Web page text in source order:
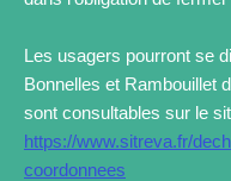
Les usagers pourront se
Bonnelles et Rambouillet
sont consultables sur le
https://www.sitreva.fr/
coordonnees